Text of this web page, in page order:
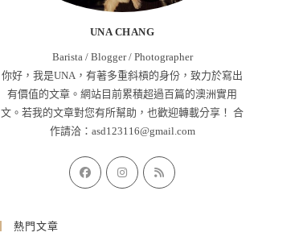
UNA CHANG
Barista / Blogger / Photographer
你好，我是UNA，有著多重斜槓的身份，致力於寫出
有價值的文章。網站目前累積超過百篇的澳洲實用
文。若我的文章對您有所幫助，也歡迎轉載分享！ 合
作請洽： asd123116@gmail.com
Opens
in
Opens
in
熱門文章